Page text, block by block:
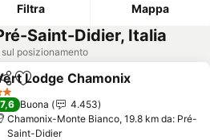
Filtra Mappa
Saint-Didier, Italia
posizionamento
Aggiungi ai preferiti
Lodge Chamonix
7,6 Buona
4.453
Chamonix-Monte Bianco, 19.8 km da: Pré-
Saint-Didier